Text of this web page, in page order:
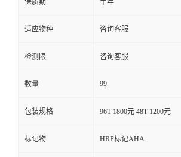
保质期 半年
适应物种 咨询客服
检测限 咨询客服
数量 99
包装规格 96T 1800元 48T 1200元
标记物 HRP标记AHA